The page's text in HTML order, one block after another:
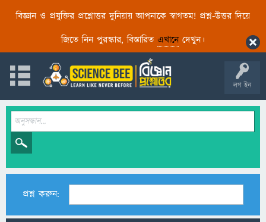
বিজ্ঞান ও প্রযুক্তির প্রশ্নোত্তর দুনিয়ায় আপনাকে স্বাগতম! প্রশ্ন-উত্তর দিয়ে
জিতে নিন পুরস্কার, বিস্তারিত এখানেদেখুন।
লগ ইন
প্রশ্ন করুন: